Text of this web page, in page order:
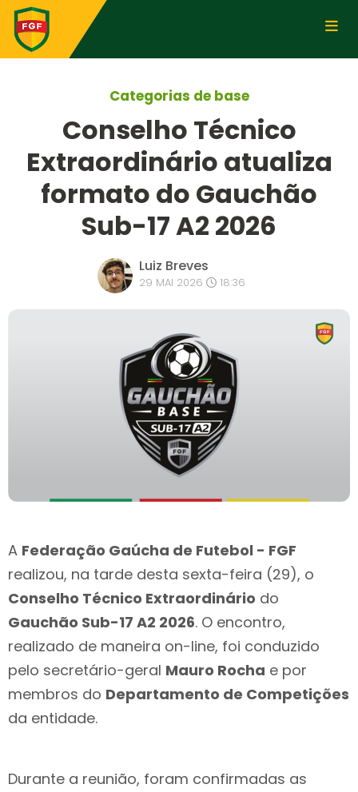
Categorias de base
Conselho Técnico
Extraordinário atualiza
formato do Gauchão
Sub-17 A2 2026
Luiz Breves
29 MAI 2026 18:36
A Federação Gaúcha de Futebol - FGF
realizou, na tarde desta sexta-feira (29), o
Conselho Técnico Extraordinário do
Gauchão Sub-17 A2 2026. O encontro,
realizado de maneira on-line, foi conduzido
pelo secretário-geral Mauro Rocha e por
membros do Departamento de Competições
da entidade.
Durante a reunião, foram confirmadas as